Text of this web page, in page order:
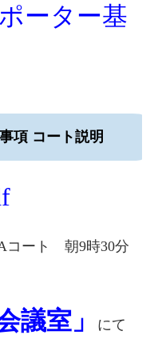
ーター基
項 コート説明
コート 朝9時30分
議室」
にて